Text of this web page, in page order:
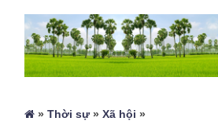
»Thời sự»Xã hội »